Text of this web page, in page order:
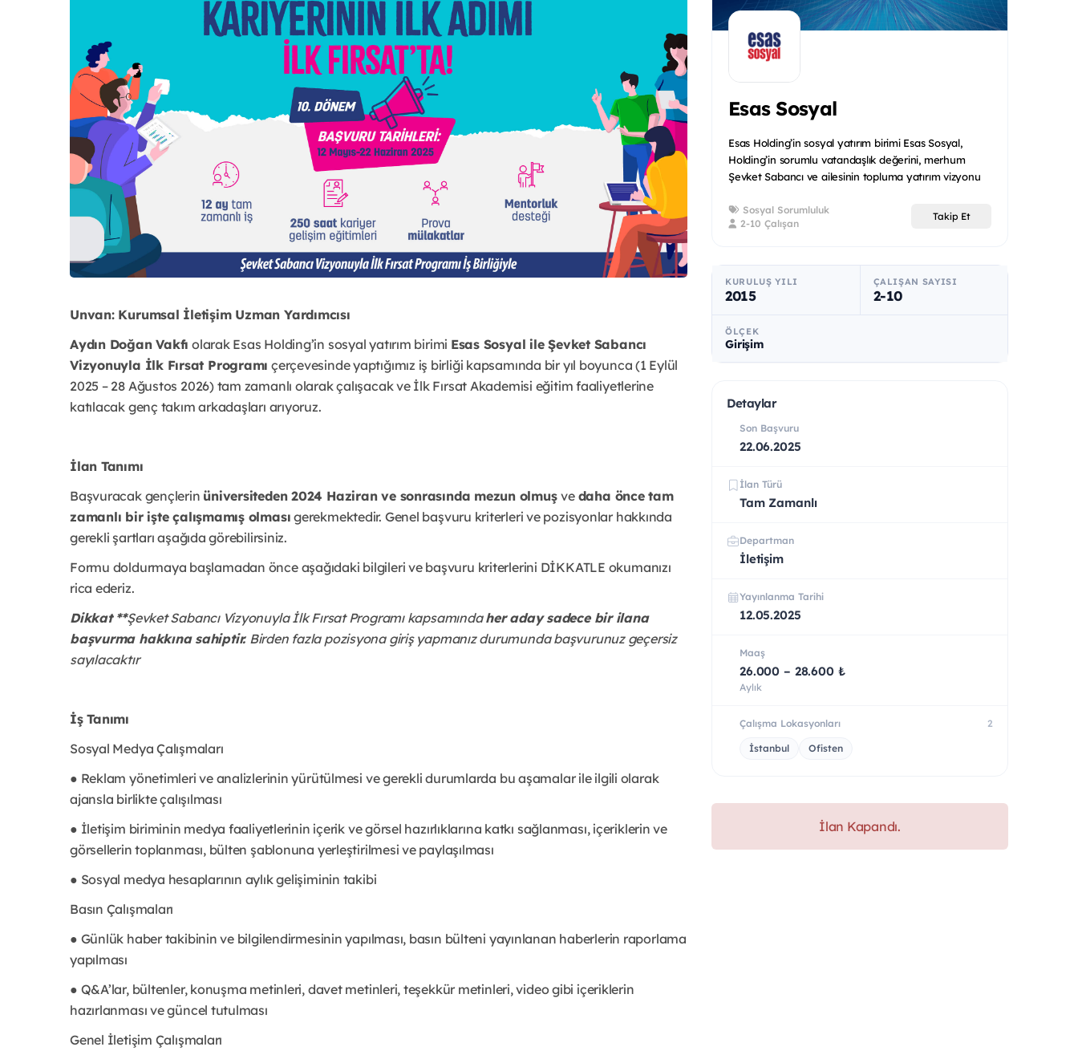
Unvan: Kurumsal İletişim Uzman Yardımcısı
Aydın Doğan Vakfı olarak Esas Holding’in sosyal yatırım birimi Esas Sosyal ile Şevket Sabancı
Vizyonuyla İlk Fırsat Programı çerçevesinde yaptığımız iş birliği kapsamında bir yıl boyunca (1 Eylül
2025 – 28 Ağustos 2026) tam zamanlı olarak çalışacak ve İlk Fırsat Akademisi eğitim faaliyetlerine
katılacak genç takım arkadaşları arıyoruz.
İlan Tanımı
Başvuracak gençlerin üniversiteden 2024 Haziran ve sonrasında mezun olmuşve daha önce tam
zamanlı bir işte çalışmamış olması gerekmektedir. Genel başvuru kriterleri ve pozisyonlar hakkında
gerekli şartları aşağıda görebilirsiniz.
Formu doldurmaya başlamadan önce aşağıdaki bilgileri ve başvuru kriterlerini DİKKATLE okumanızı
rica ederiz.
Dikkat **Şevket Sabancı Vizyonuyla İlk Fırsat Programı kapsamındaher aday sadece bir ilana
başvurma hakkına sahiptir. Birden fazla pozisyona giriş yapmanız durumunda başvurunuz geçersiz
sayılacaktır
İş Tanımı
Sosyal Medya Çalışmaları
● Reklam yönetimleri ve analizlerinin yürütülmesi ve gerekli durumlarda bu aşamalar ile ilgili olarak
ajansla birlikte çalışılması
● İletişim biriminin medya faaliyetlerinin içerik ve görsel hazırlıklarına katkı sağlanması, içeriklerin ve
görsellerin toplanması, bülten şablonuna yerleştirilmesi ve paylaşılması
● Sosyal medya hesaplarının aylık gelişiminin takibi
Basın Çalışmaları
● Günlük haber takibinin ve bilgilendirmesinin yapılması, basın bülteni yayınlanan haberlerin raporlama
yapılması
● Q&A’lar, bültenler, konuşma metinleri, davet metinleri, teşekkür metinleri, video gibi içeriklerin
hazırlanması ve güncel tutulması
Genel İletişim Çalışmaları
Esas Sosyal
Esas Holding’in sosyal yatırım birimi Esas Sosyal,
Holding’in sorumlu vatandaşlık değerini, merhum
Şevket Sabancı ve ailesinin topluma yatırım vizyonu
Sosyal Sorumluluk
2-10 Çalışan
Takip Et
KURULUŞ YILI
2015
ÇALIŞAN SAYISI
2-10
ÖLÇEK
Girişim
Detaylar
Son Başvuru
22.06.2025
İlan Türü
Tam Zamanlı
Departman
İletişim
Yayınlanma Tarihi
12.05.2025
Maaş
26.000 – 28.600 ₺
Aylık
Çalışma Lokasyonları 2
İstanbul Ofisten
İlan Kapandı.